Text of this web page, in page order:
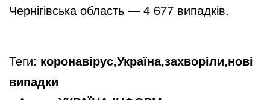
Чернігівська область — 4 677 випадків.
Теги: коронавірус,Україна,захворіли,нові
випадки